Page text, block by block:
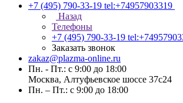
+7 (495) 790-33-19 tel:+74957903319
Назад
Телефоны
+7 (495) 790-33-19
Заказать звонок
zakaz@plazma-online.ru
Пн. - Пт.: с 9:00 до 18:00
Москва, Алтуфьевское шоссе 37с24
Пн. – Пт.: с 9:00 до 18:00